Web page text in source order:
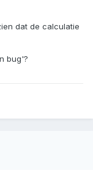
dat de calculatie
bug'?